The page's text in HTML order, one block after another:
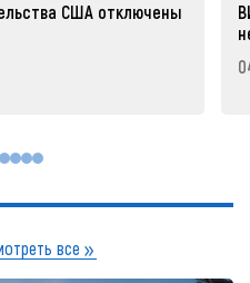
США отключены
все